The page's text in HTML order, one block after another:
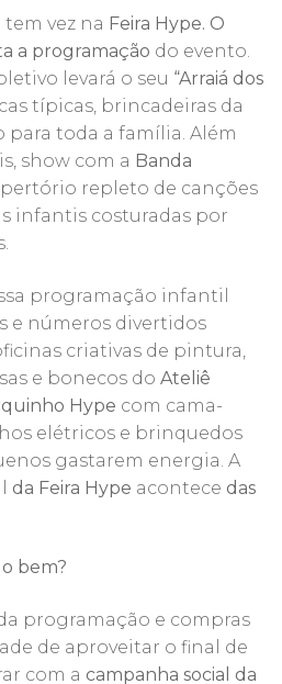
vez na Feira Hype. O
a programação do evento.
levará o seu “Arraiá dos
típicas, brincadeiras da
para toda a família. Além
show com a Banda
repleto de canções
infantis costuradas por
programação infantil
e números divertidos
criativas de pintura,
e bonecos do Ateliê
Hype com cama-
elétricos e brinquedos
gastarem energia. A
da Feira Hype acontece das
bem?
programação e compras
de aproveitar o final de
com a campanha social da